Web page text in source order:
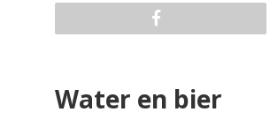
Water en bier